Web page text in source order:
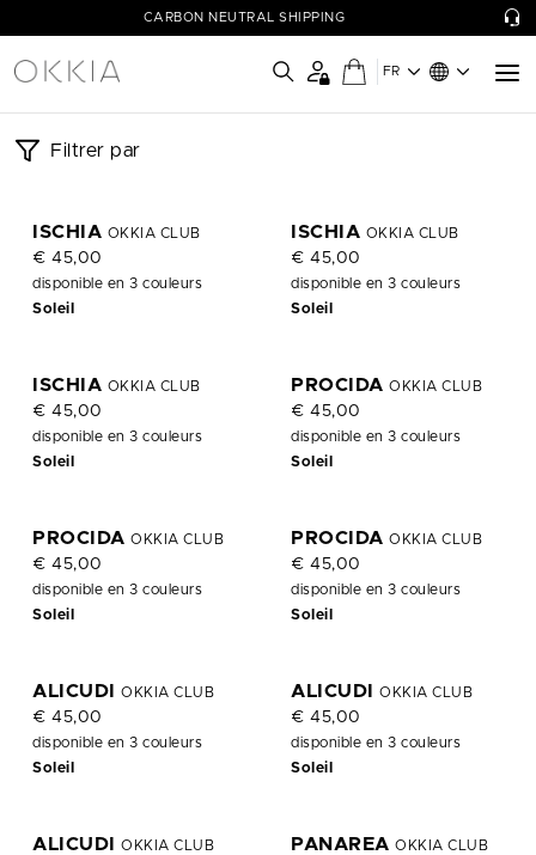
CARBON NEUTRAL SHIPPING
FR
OKKIA CLUB | OKKIA - Tout
unique et couleurs vives, sont pensées pour le bien-être de
chacun.
Filtrer par
ISCHIA OKKIA CLUB
€ 45,00
disponible en 3 couleurs
Soleil
ISCHIA OKKIA CLUB
€ 45,00
disponible en 3 couleurs
Soleil
ISCHIA OKKIA CLUB
€ 45,00
disponible en 3 couleurs
Soleil
PROCIDA OKKIA CLUB
€ 45,00
disponible en 3 couleurs
Soleil
PROCIDA OKKIA CLUB
€ 45,00
disponible en 3 couleurs
Soleil
PROCIDA OKKIA CLUB
€ 45,00
disponible en 3 couleurs
Soleil
ALICUDI OKKIA CLUB
€ 45,00
disponible en 3 couleurs
Soleil
ALICUDI OKKIA CLUB
€ 45,00
disponible en 3 couleurs
Soleil
ALICUDI OKKIA CLUB PANAREA OKKIA CLUB